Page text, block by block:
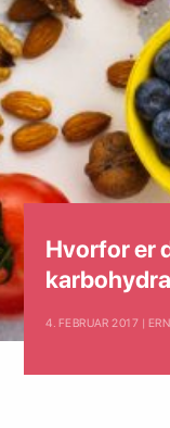
Hvorfor er
4. FEBRUAR 2017 |